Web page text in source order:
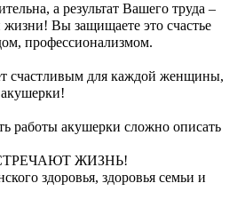
а результат Вашего труда –
жизни! Вы защищаете это счастье
профессионализмом.
счастливым для каждой женщины,
работы акушерки сложно описать
ЖИЗНЬ!
здоровья, здоровья семьи и